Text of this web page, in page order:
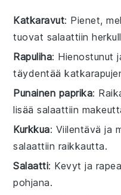
Katkaravut: Pienet,
tuovat salaattiin
Rapuliha: Hienostunut
täydentää
Punainen paprika:
lisää salaattiin
Kurkkua: Viilentävä ja
salaattiin raikkautta.
Salaatti: Kevyt ja
pohjana.